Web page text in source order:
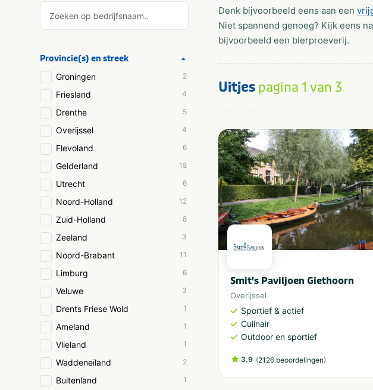
Provincie(s) en streek
Groningen 2
Friesland 4
Drenthe 5
Overijssel 4
Flevoland 6
Gelderland 18
Utrecht 6
Noord-Holland 12
Zuid-Holland 8
Zeeland 3
Noord-Brabant 11
Limburg 6
Veluwe 3
Drents Friese Wold 1
Ameland 1
Vlieland 1
Waddeneiland 2
Buitenland 1
Denk bijvoorbeeld eens aan een
Niet spannend genoeg? Kijk eens
bijvoorbeeld een bierproeverij.
Uitjes pagina 1 van 3
Smit's Paviljoen Giethoorn
Overijssel
Sportief & actief
Culinair
Outdoor en sportief
3.9 (2126 beoordelingen)